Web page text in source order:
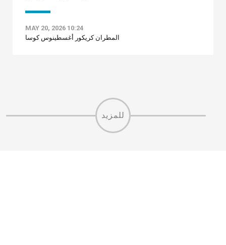
MAY 20, 2026 10:24
المطران كريكور أغسطينوس كوسا
للمزيد